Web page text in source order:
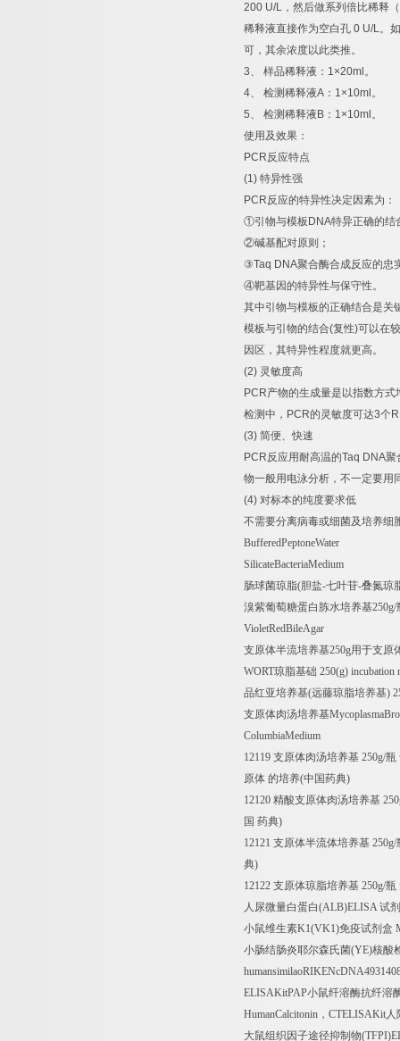
200 U/L ，然后做系列倍比稀释
稀释液直接作为空白孔 0 U/L。
可，其余浓度以此类推。
3、 样品稀释液： 1×20ml 。
4、 检测稀释液A ： 1×10ml 。
5、 检测稀释液 B ： 1×10ml 。
使用及效果：
PCR反应特点
(1) 特异性强
PCR反应的特异性决定因素为：
①引物与模板 DNA特异正确的结
②碱基配对原则；
③Taq DNA聚合酶合成反应的忠
④靶基因的特异性与保守性。
其中引物与模板的正确结合是关
模板与引物的结合(复性)可以在
因区，其特异性程度就更高。
(2) 灵敏度高
PCR产物的生成量是以指数方式
检测中， PCR的灵敏度可达3个
(3) 简便、快速
PCR反应用耐高温的Taq DNA聚
物一般用电泳分析，不一定要用
(4) 对标本的纯度要求低
不需要分离病毒或细菌及培养细
BufferedPeptoneWater
SilicateBacteriaMedium
肠球菌琼脂(胆盐-七叶苷-叠氮琼
溴紫葡萄糖蛋白胨水培养基250g/
VioletRedBileAgar
支原体半流培养基250g用于支原
WORT琼脂基础 250(g) incubation
品红亚培养基(远藤琼脂培养基)
支原体肉汤培养基
ColumbiaMedium
12119 支原体肉汤培养基 250g/瓶
原体 的培养(中国药典)
12120 精酸支原体肉汤培养基
国 药典)
12121 支原体半流体培养基 250g/
典)
12122 支原体琼脂培养基 250g/瓶
人尿微量白蛋白(ALB)ELISA试
小鼠维生素K1(VK1)免疫试剂盒
小肠结肠炎耶尔森氏菌(YE)核酸
ELISAKitPAP小鼠纤溶酶抗纤溶
HumanCalcitonin ， CTELISAKit人
大鼠组织因子途径抑制物